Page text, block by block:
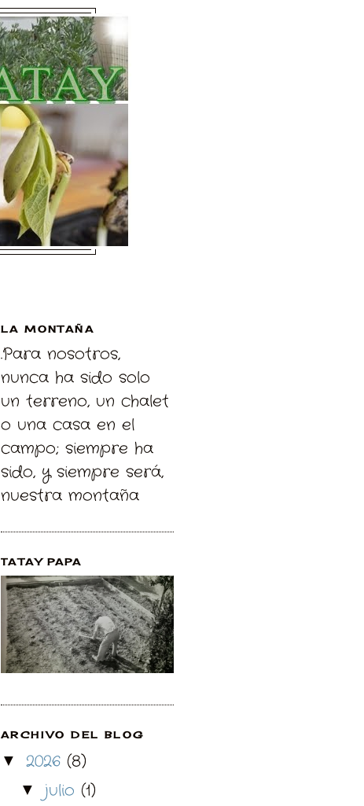
LA MONTAÑA
.Para nosotros,
nunca ha sido solo
un terreno, un chalet
o una casa en el
campo; siempre ha
sido, y siempre será,
nuestra montaña
TATAY PAPA
ARCHIVO DEL BLOG
▼ 2026 (8)
▼ julio (1)